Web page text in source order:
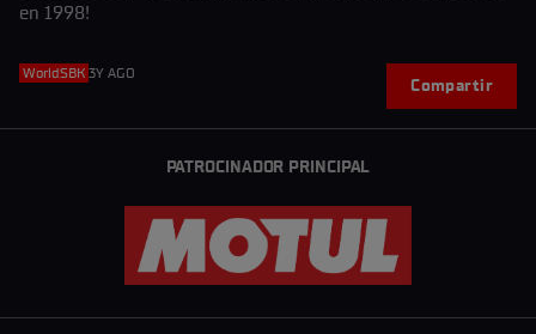
en 1998!
WorldSBK 3Y AGO
Compartir
PATROCINADOR PRINCIPAL